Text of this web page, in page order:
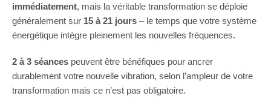
immédiatement, mais la véritable transformation se déploie
généralement sur 15 à 21 jours – le temps que votre système
énergétique intègre pleinement les nouvelles fréquences.
2 à 3 séances peuvent être bénéfiques pour ancrer
durablement votre nouvelle vibration, selon l’ampleur de votre
transformation mais ce n’est pas obligatoire.